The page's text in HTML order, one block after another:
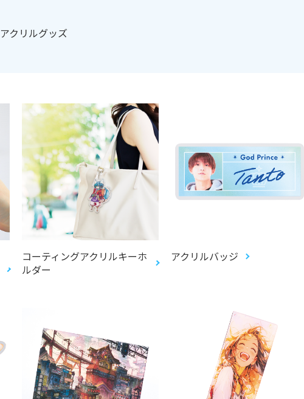
アクリルグッズ
コーティングアクリルキーホ
ルダー
アクリルバッジ